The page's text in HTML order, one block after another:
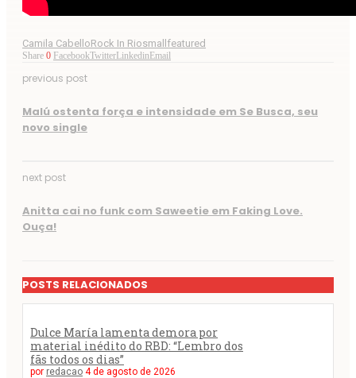
Camila CabelloRock In Riosmallfeatured
Share 0 FacebookTwitter Linkedin Email
previous post
Malú ostenta força e intensidade em Se Busca, seu
novo single
next post
Anitta cai no funk com Saweetie em Faking Love.
Ouça!
POSTS RELACIONADOS
Dulce María lamenta demora por
material inédito do RBD: “Lembro dos
fãs todos os dias”
por redacao 4 de agosto de 2026